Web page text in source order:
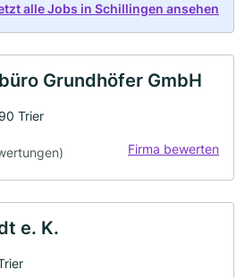
alle Jobs in Schillingen ansehen
Grundhöfer GmbH
Trier
Firma bewerten
e. K.